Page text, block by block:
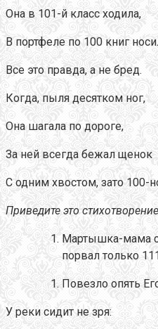
Она в 101-й класс ходила,
В портфеле по 100 книг
Все это правда, а не бред.
Когда, пыля десятком ног,
Она шагала по дороге,
За ней всегда бежал щенок
С одним хвостом, зато 100-
Приведите это
Мартышка-мама
порвал только
Повезло опять
У реки сидит не зря: